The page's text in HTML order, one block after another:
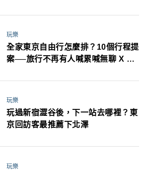
萬！注意事項一次看！
玩樂
全家東京自由行怎麼排？10個行程提
案──旅行不再有人喊累喊無聊 X 爸
玩樂
玩過新宿澀谷後，下一站去哪裡？東
京回訪客最推薦下北澤
玩樂